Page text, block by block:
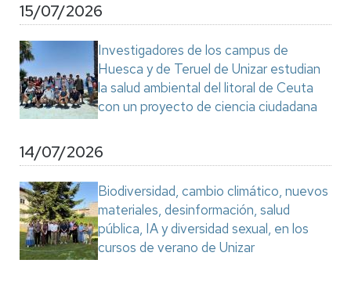
15/07/2026
Investigadores de los campus de
Huesca y de Teruel de Unizar estudian
la salud ambiental del litoral de Ceuta
con un proyecto de ciencia ciudadana
14/07/2026
Biodiversidad, cambio climático, nuevos
materiales, desinformación, salud
pública, IA y diversidad sexual, en los
cursos de verano de Unizar